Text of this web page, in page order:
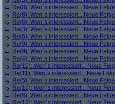
Re(8): Wen´s interessiert... Neue
Re(8): Wen´s interessiert... Neue
Re(6): Wen´s interessiert... Neue
Re(3): Wen´s interessiert... Neue
Re(6): Wen´s interessiert... Neue
Re(9): Wen´s interessiert... Neue
Re(9): Wen´s interessiert... Neue
Re(4): Wen´s interessiert... Neue
Re(10): Wen´s interessiert... Neue
Re(11): Wen´s interessiert... Neue
Re(5): Wen´s interessiert... Neue
Re(10): Wen´s interessiert... Neue
Re(6): Wen´s interessiert... Neue
Re(12): Wen´s interessiert... Neue